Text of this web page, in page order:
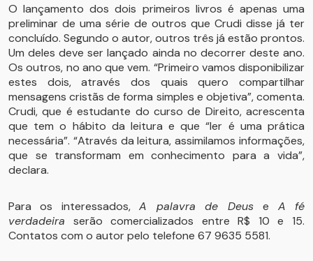
O lançamento dos dois primeiros livros é apenas uma
preliminar de uma série de outros que Crudi disse já ter
concluído. Segundo o autor, outros três já estão prontos.
Um deles deve ser lançado ainda no decorrer deste ano.
Os outros, no ano que vem. “Primeiro vamos disponibilizar
estes dois, através dos quais quero compartilhar
mensagens cristãs de forma simples e objetiva”, comenta.
Crudi, que é estudante do curso de Direito, acrescenta
que tem o hábito da leitura e que “ler é uma prática
necessária”. “Através da leitura, assimilamos informações,
que se transformam em conhecimento para a vida”,
declara.
Para os interessados,A palavra de Deuse A fé
verdadeira serão comercializados entre R$ 10 e 15.
Contatos com o autor pelo telefone 67 9635 5581.